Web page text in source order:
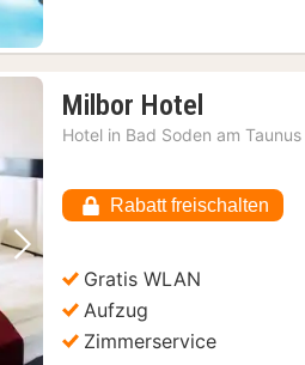
Nächstes Bild
Milbor Hotel
Nacht
55,61
€
Hotel in Bad Soden am Taunus
Rabatt freischalten
Gratis WLAN
Aufzug
Zimmerservice